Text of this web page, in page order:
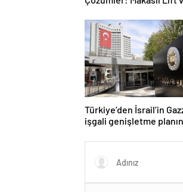
Türkiye’den İsrail’in
işgali genişletme